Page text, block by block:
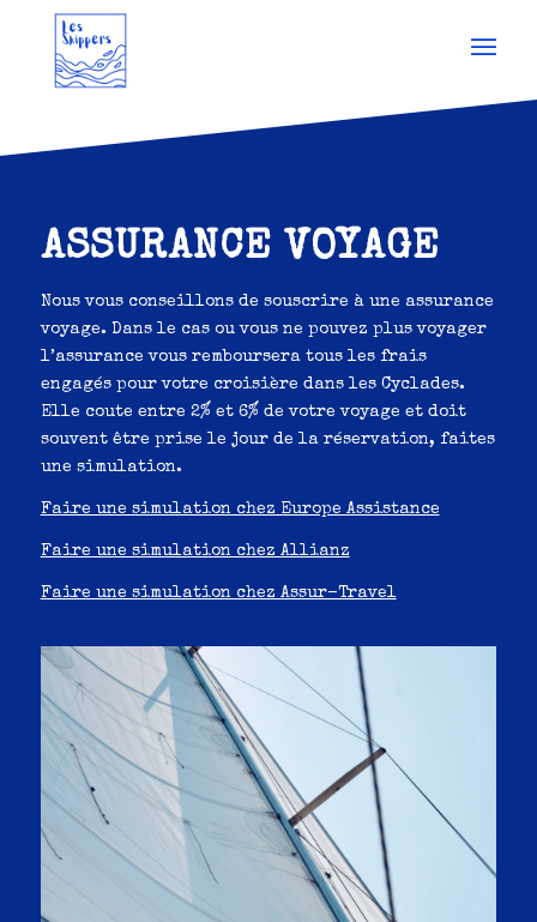
ASSURANCE VOYAGE
Nous vous conseillons de souscrire à une assurance
voyage. Dans le cas ou vous ne pouvez plus voyager
l’assurance vous remboursera tous les frais
engagés pour votre croisière dans les Cyclades.
Elle coute entre 2% et 6% de votre voyage et doit
souvent être prise le jour de la réservation, faites
une simulation.
Faire une simulation chez Europe Assistance
Faire une simulation chez Allianz
Faire une simulation chez Assur-Travel